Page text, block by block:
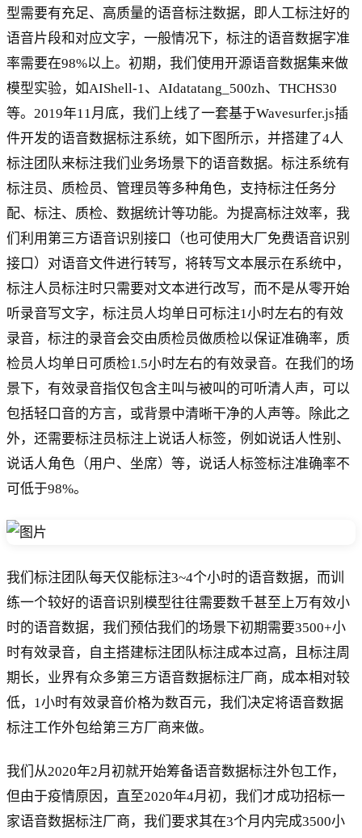
型需要有充足、高质量的语音标注数据，即人工标注好的
语音片段和对应文字，一般情况下，标注的语音数据字准
率需要在98%以上。初期，我们使用开源语音数据集来做
模型实验，如AIShell-1、AIdatatang_500zh、THCHS30
等。2019年11月底，我们上线了一套基于Wavesurfer.js插
件开发的语音数据标注系统，如下图所示，并搭建了4人
标注团队来标注我们业务场景下的语音数据。标注系统有
标注员、质检员、管理员等多种角色，支持标注任务分
配、标注、质检、数据统计等功能。为提高标注效率，我
们利用第三方语音识别接口（也可使用大厂免费语音识别
接口）对语音文件进行转写，将转写文本展示在系统中，
标注人员标注时只需要对文本进行改写，而不是从零开始
听录音写文字，标注员人均单日可标注1小时左右的有效
录音，标注的录音会交由质检员做质检以保证准确率，质
检员人均单日可质检1.5小时左右的有效录音。在我们的场
景下，有效录音指仅包含主叫与被叫的可听清人声，可以
包括轻口音的方言，或背景中清晰干净的人声等。除此之
外，还需要标注员标注上说话人标签，例如说话人性别、
说话人角色（用户、坐席）等，说话人标签标注准确率不
可低于98%。
我们标注团队每天仅能标注3~4个小时的语音数据，而训
练一个较好的语音识别模型往往需要数千甚至上万有效小
时的语音数据，我们预估我们的场景下初期需要3500+小
时有效录音，自主搭建标注团队标注成本过高，且标注周
期长，业界有众多第三方语音数据标注厂商，成本相对较
低，1小时有效录音价格为数百元，我们决定将语音数据
标注工作外包给第三方厂商来做。
我们从2020年2月初就开始筹备语音数据标注外包工作，
但由于疫情原因，直至2020年4月初，我们才成功招标一
家语音数据标注厂商，我们要求其在3个月内完成3500小